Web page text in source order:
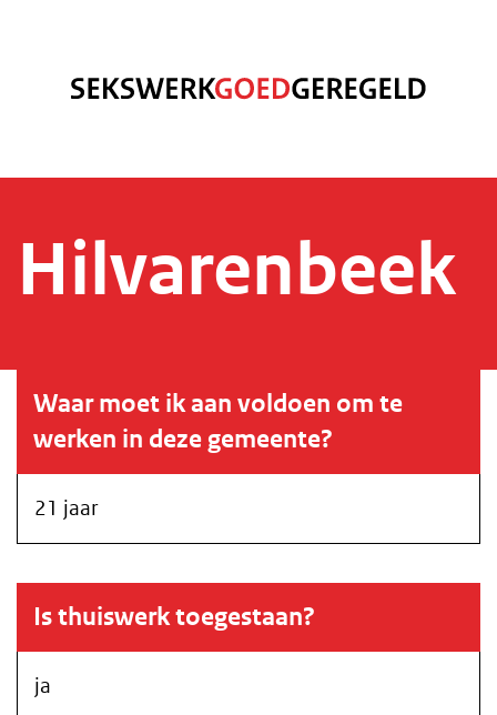
Hilvarenbeek
Waar moet ik aan voldoen om te
werken in deze gemeente?
21 jaar
Is thuiswerk toegestaan?
ja